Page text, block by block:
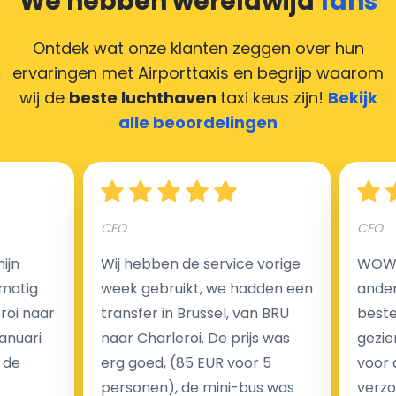
Deze situatie is vrij gebruikelijk in onze tijd van
creditcards. Geen probleem! U kunt ons heel blij
maken door uw feedback achter te laten en wij
zorgen ervoor dat uw chauffeur deze krijgt.
Hoeveel kost een luchthaven taxi transfer?
Een van de meest aantrekkelijke voordelen van
luchthaventaxi's is een vast tarief voor uw rit. In
tegenstelling tot traditionele taxi's met taxameter
brengen wij u geen extra kosten in rekening voor de
nachtrit.
We hebben geen ophaaltarief of extra kosten voor
Ontdek wat onze klanten zeggen over hun
ervaringen met Airporttaxis en begrijp waarom
wij de beste luchthaven taxi keus zijn! Bekijk
alle beoordelingen
naar
CEO
Wij hebben de service vorige
week gebruikt, we hadden een
transfer in Brussel, van BRU
naar Charleroi. De prijs was
erg goed, (85 EUR voor 5
personen), de mini-bus was
CEO
voor